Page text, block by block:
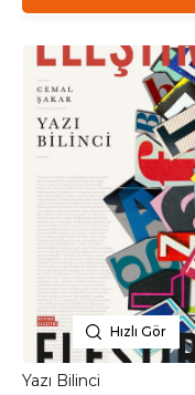
Hızlı Gör
Yazı Bilinci